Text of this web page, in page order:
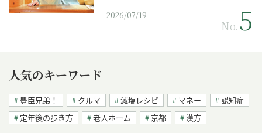
2026/07/19
No.
人気のキーワード
豊臣兄弟！ クルマ 減塩レシピ マネー
認知症
定年後の歩き方
老人ホーム 京都 漢方